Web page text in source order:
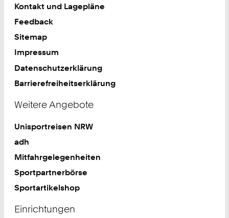
Kontakt und Lagepläne
Feedback
Sitemap
Impressum
Datenschutzerklärung
Barrierefreiheitserklärung
Weitere Angebote
Unisportreisen NRW
adh
Mitfahrgelegenheiten
Sportpartnerbörse
Sportartikelshop
Einrichtungen